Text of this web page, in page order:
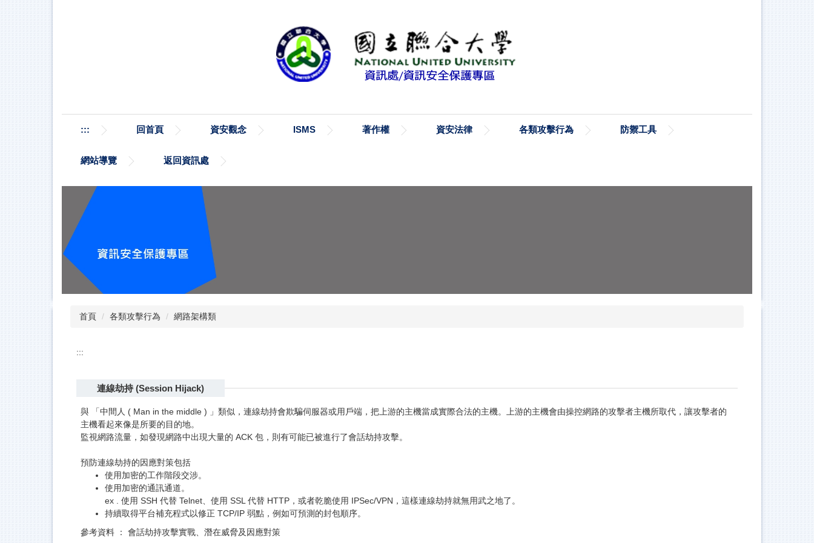
::: 回首頁 資安觀念 ISMS 著作權 資安法律 各類攻擊行為 防禦工具
網站導覽 返回資訊處
首頁 各類攻擊行為 網路架構類
:::
連線劫持 (Session Hijack)
與 「中間人 ( Man in the middle ) 」類似，連線劫持會欺騙伺服器或用戶端，把上游的主機當成實際合法的主機。上游的主機會由操控網路的攻擊者主機所取代，讓攻擊者的
主機看起來像是所要的目的地。
監視網路流量，如發現網路中出現大量的 ACK 包，則有可能已被進行了會話劫持攻擊。
預防連線劫持的因應對策包括
使用加密的工作階段交涉。
使用加密的通訊通道。
ex . 使用 SSH 代替 Telnet、使用 SSL 代替 HTTP，或者乾脆使用 IPSec/VPN，這樣連線劫持就無用武之地了。
持續取得平台補充程式以修正 TCP/IP 弱點，例如可預測的封包順序。
參考資料 ： 會話劫持攻擊實戰、 潛在威脅及因應對策